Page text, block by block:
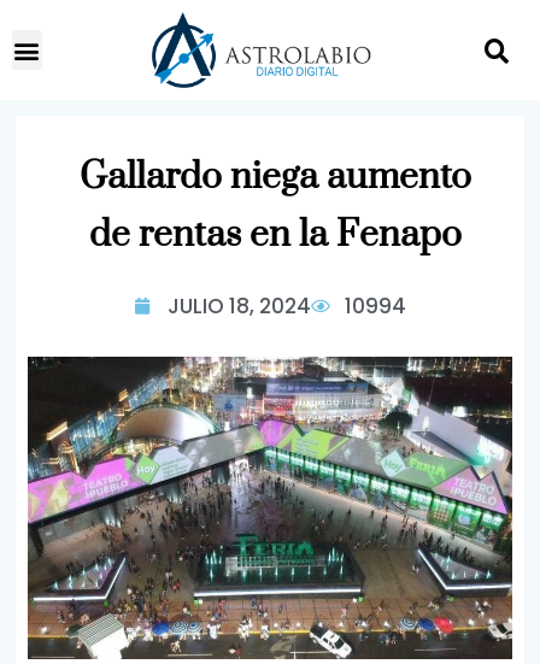
Gallardo niega aumento
de rentas en la Fenapo
JULIO 18, 2024 10994